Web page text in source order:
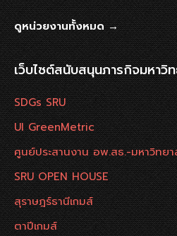
ดูหน่วยงานทั้งหมด →
เว็บไซต์สนับสนุนภารกิจมหาวิ
SDGs SRU
UI GreenMetric
ศูนย์ประสานงาน อพ.สธ.-มหาวิทย
SRU OPEN HOUSE
สุราษฎร์ธานีเกมส์
ตาปีเกมส์